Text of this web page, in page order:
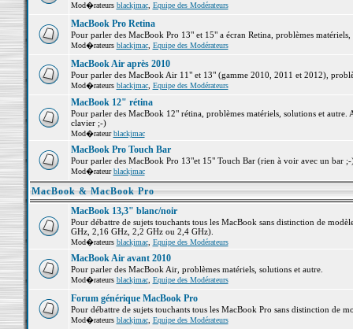
Mod�rateurs blackjmac, Equipe des Modérateurs
MacBook Pro Retina
Pour parler des MacBook Pro 13" et 15" a écran Retina, problèmes matériels,
Mod�rateurs blackjmac, Equipe des Modérateurs
MacBook Air après 2010
Pour parler des MacBook Air 11" et 13" (gamme 2010, 2011 et 2012),
Mod�rateurs blackjmac, Equipe des Modérateurs
MacBook 12" rétina
Pour parler des MacBook 12" rétina, problèmes matériels, solutions et
clavier ;-)
Mod�rateurblackjmac
MacBook Pro Touch Bar
Pour parler des MacBook Pro 13"et 15" Touch Bar (rien à voir avec un bar
Mod�rateurblackjmac
MacBook & MacBook Pro
MacBook 13,3" blanc/noir
Pour débattre de sujets touchants tous les MacBook sans distinction de
GHz, 2,16 GHz, 2,2 GHz ou 2,4 GHz).
Mod�rateurs blackjmac, Equipe des Modérateurs
MacBook Air avant 2010
Pour parler des MacBook Air, problèmes matériels, solutions et autre.
Mod�rateurs blackjmac, Equipe des Modérateurs
Forum générique MacBook Pro
Pour débattre de sujets touchants tous les MacBook Pro sans distinction de
Mod�rateurs blackjmac, Equipe des Modérateurs